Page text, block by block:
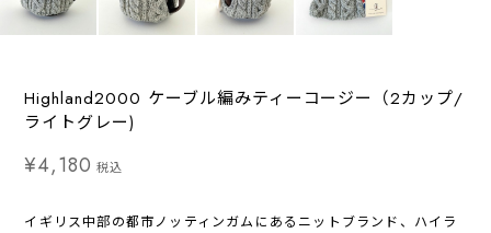
Highland2000 ケーブル編みティーコージー（2カップ/
ライトグレー)
¥4,180 税込
イギリス中部の都市ノッティンガムにあるニットブランド、ハイラ